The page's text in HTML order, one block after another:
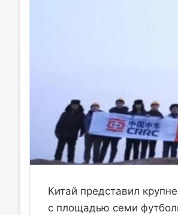
Китай представил
с площадью семи